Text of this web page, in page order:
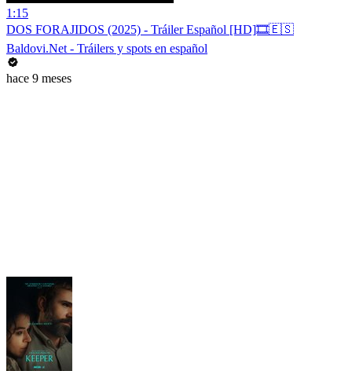
1:15
DOS FORAJIDOS (2025) - Tráiler Español [HD]🎞️🇪🇸
Baldovi.Net - Tráilers y spots en español
hace 9 meses